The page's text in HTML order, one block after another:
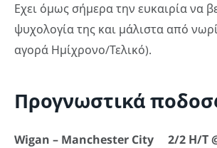
Εχει όμως σήμερα την ευκαιρία να
ψυχολογία της και μάλιστα από
αγορά Ημίχρονο/Τελικό).
Προγνωστικά
Wigan – Manchester City 2/2 Η/Τ